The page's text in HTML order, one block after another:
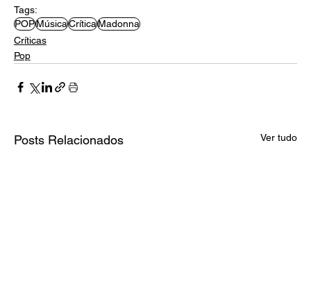
Tags:
POPMúsicaCríticaMadonna
Críticas
Pop
Posts Relacionados Ver tudo